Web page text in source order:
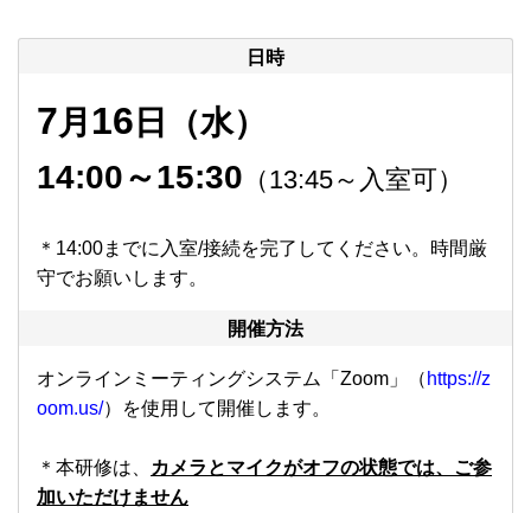
日時
7月 16 日（水）
14:00～15:30 （13:45～入室可）
＊14:00までに入室/接続を完了してください。時間厳
守でお願いします。
開催方法
オンラインミーティングシステム「Zoom」（ https://z
oom.us/）を使用して開催します。
＊本研修は、
カメラとマイクがオフの状態では、ご参
加いただけません